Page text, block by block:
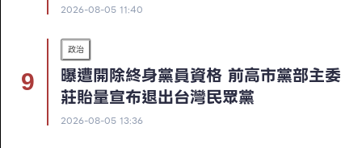
2026-08-05 11:40
政治
曝遭開除終身黨員資格 前高市黨部主委
莊貽量宣布退出台灣民眾黨
2026-08-05 13:36